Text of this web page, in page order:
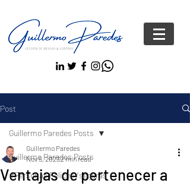
Post
Guillermo Paredes Posts
#Personas FelicesYseguras
Guillermo Paredes Posts
Ventajas de pertenecer a
Guillermo Paredes
Nov 5, 20232 min read